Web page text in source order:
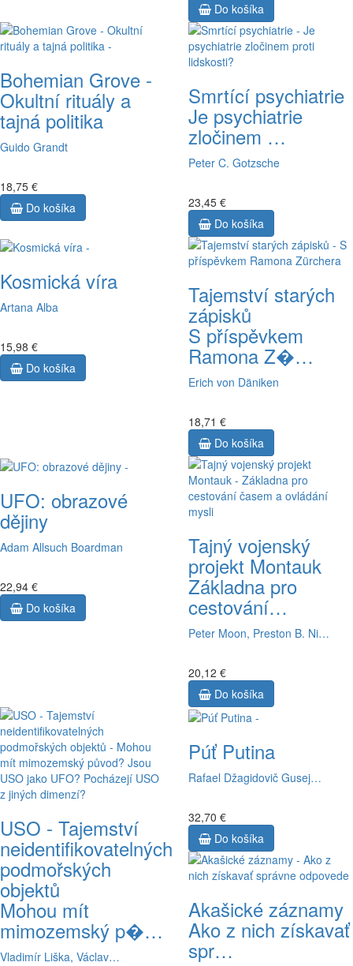
Do košíka
Bohemian Grove -
Okultní rituály a
tajná politika
Guido Grandt
18,75 €
Do košíka
Smrtící psychiatrie
Je psychiatrie
zločinem …
Peter C. Gotzsche
23,45 €
Do košíka
Kosmická víra
Artana Alba
15,98 €
Do košíka
Tajemství starých
zápisků
S příspěvkem
Ramona Z�…
Erich von Däniken
18,71 €
Do košíka
UFO: obrazové
dějiny
Adam Allsuch Boardman
22,94 €
Do košíka
Tajný vojenský
projekt Montauk
Základna pro
cestování…
Peter Moon, Preston B. Ni…
20,12 €
Do košíka
USO - Tajemství
neidentifikovatelných
podmořských
objektů
Mohou mít
mimozemský p�…
Vladimír Liška, Václav…
Púť Putina
Rafael Džagidovič Gusej…
32,70 €
Do košíka
Akašické záznamy
Ako z nich získavať
spr…